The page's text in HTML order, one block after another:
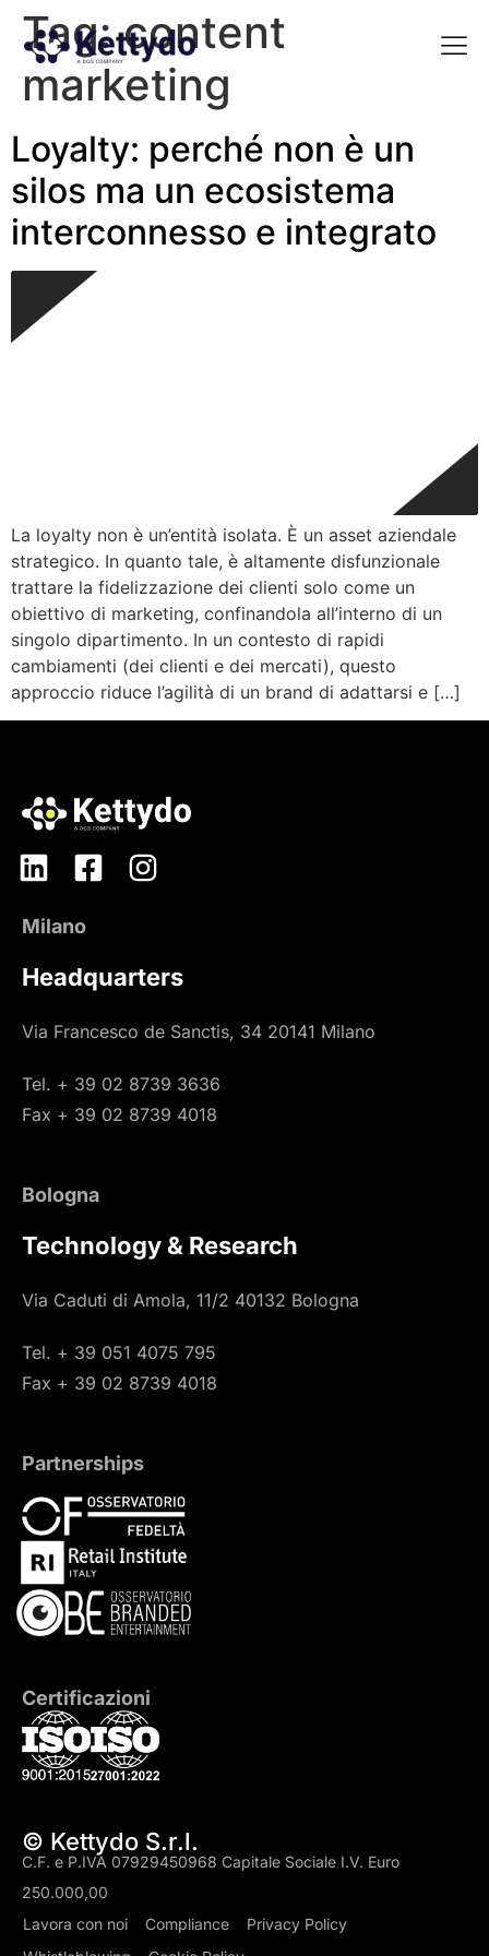
Tag:content
marketing
Loyalty: perché non è un
silos ma un ecosistema
interconnesso e integrato
La loyalty non è un’entità isolata. È un asset aziendale
strategico. In quanto tale, è altamente disfunzionale
trattare la fidelizzazione dei clienti solo come un
obiettivo di marketing, confinandola all’interno di un
singolo dipartimento. In un contesto di rapidi
cambiamenti (dei clienti e dei mercati), questo
approccio riduce l’agilità di un brand di adattarsi e […]
Milano
Headquarters
Via Francesco de Sanctis, 34 20141 Milano
Tel. + 39 02 8739 3636
Fax + 39 02 8739 4018
Bologna
Technology & Research
Via Caduti di Amola, 11/2 40132 Bologna
Tel. + 39 051 4075 795
Fax + 39 02 8739 4018
Partnerships
Certificazioni
© Kettydo S.r.l.
C.F. e P.IVA 07929450968 Capitale Sociale I.V. Euro
250.000,00
Lavora con noi
Compliance
Privacy Policy